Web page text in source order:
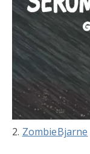
2. ZombieBjarne